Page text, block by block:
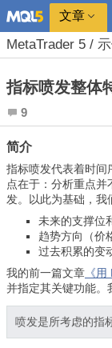
文章
MetaTrader 5 / 示
指标喷发整体
9
简介
指标喷发代表着时间
点在于：分析重点
发。以此为基础，我
未来的支撑位
趋势方向（价
过去积累的变
我的前一篇文章 《
并指定其关键功能。
喷发是所考虑的指